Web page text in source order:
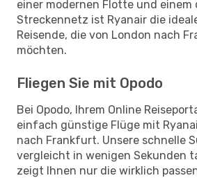
einer modernen Flotte und einem
Streckennetz ist Ryanair die
Reisende, die von London nach
möchten.
Fliegen Sie mit Opodo
Bei Opodo, Ihrem Online
einfach günstige Flüge mit
nach Frankfurt. Unsere schnelle
vergleicht in wenigen Sekunden
zeigt Ihnen nur die wirklich